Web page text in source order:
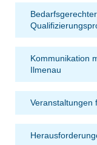
Kommunikation
Ilmenau
Veranstaltungen